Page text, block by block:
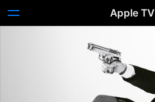
Apple TV